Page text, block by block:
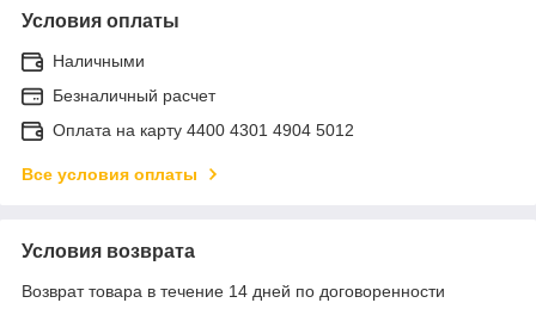
Условия оплаты
Наличными
Безналичный расчет
Оплата на карту 4400 4301 4904 5012
Все условия оплаты
Условия возврата
Возврат товара в течение 14 дней по договоренности